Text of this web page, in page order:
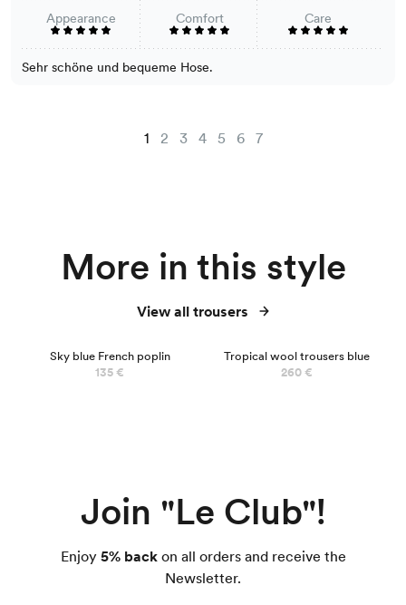
Appearance Comfort Care
Sehr schöne und bequeme Hose.
1 2 3 4 5 6 7
More in this style
View all trousers
Sky blue French poplin
135 €
Tropical wool trousers blue
260 €
Join "Le Club"!
Enjoy5% backon all orders and receive the
Newsletter.